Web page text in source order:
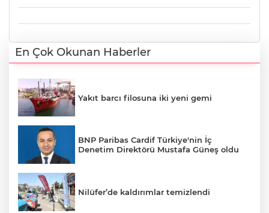
En Çok Okunan Haberler
Yakıt barcı filosuna iki yeni gemi
BNP Paribas Cardif Türkiye'nin İç
Denetim Direktörü Mustafa Güneş oldu
Nilüfer’de kaldırımlar temizlendi